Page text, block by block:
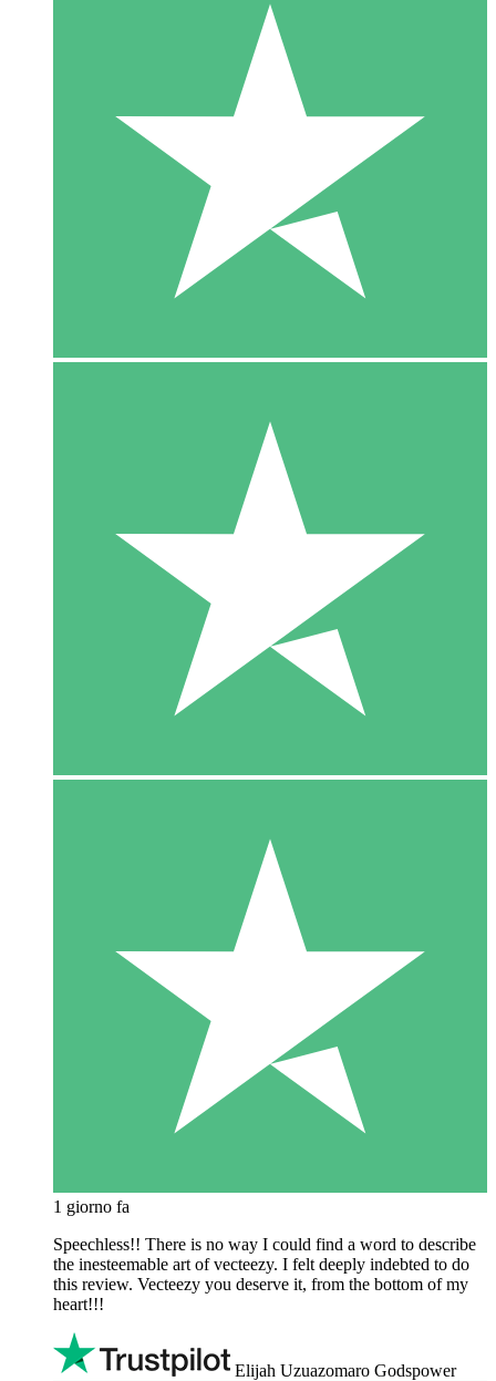
1 giorno fa
Speechless!! There is no way I could find a word to describe
the inesteemable art of vecteezy. I felt deeply indebted to do
this review. Vecteezy you deserve it, from the bottom of my
heart!!!
Elijah Uzuazomaro Godspower